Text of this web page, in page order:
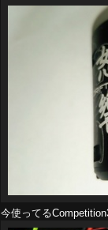
今使ってる